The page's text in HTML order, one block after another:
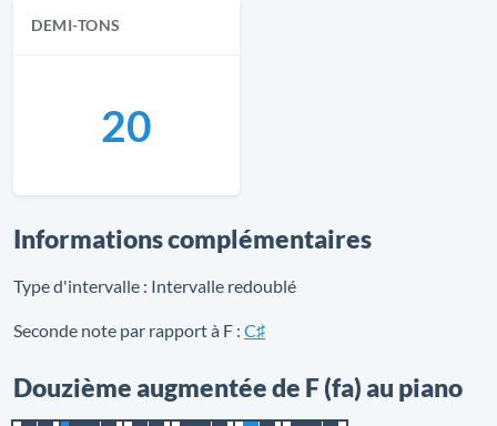
DEMI-TONS
20
Informations complémentaires
Type d'intervalle : Intervalle redoublé
Seconde note par rapport à F : C♯
Douzième augmentée de F (fa) au piano